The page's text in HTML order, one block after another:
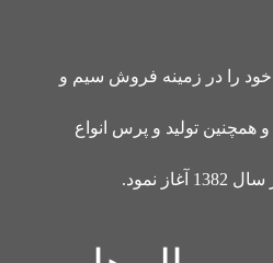
را در زمینه فروش سیم و
تولید و پرس انواع
نمود.